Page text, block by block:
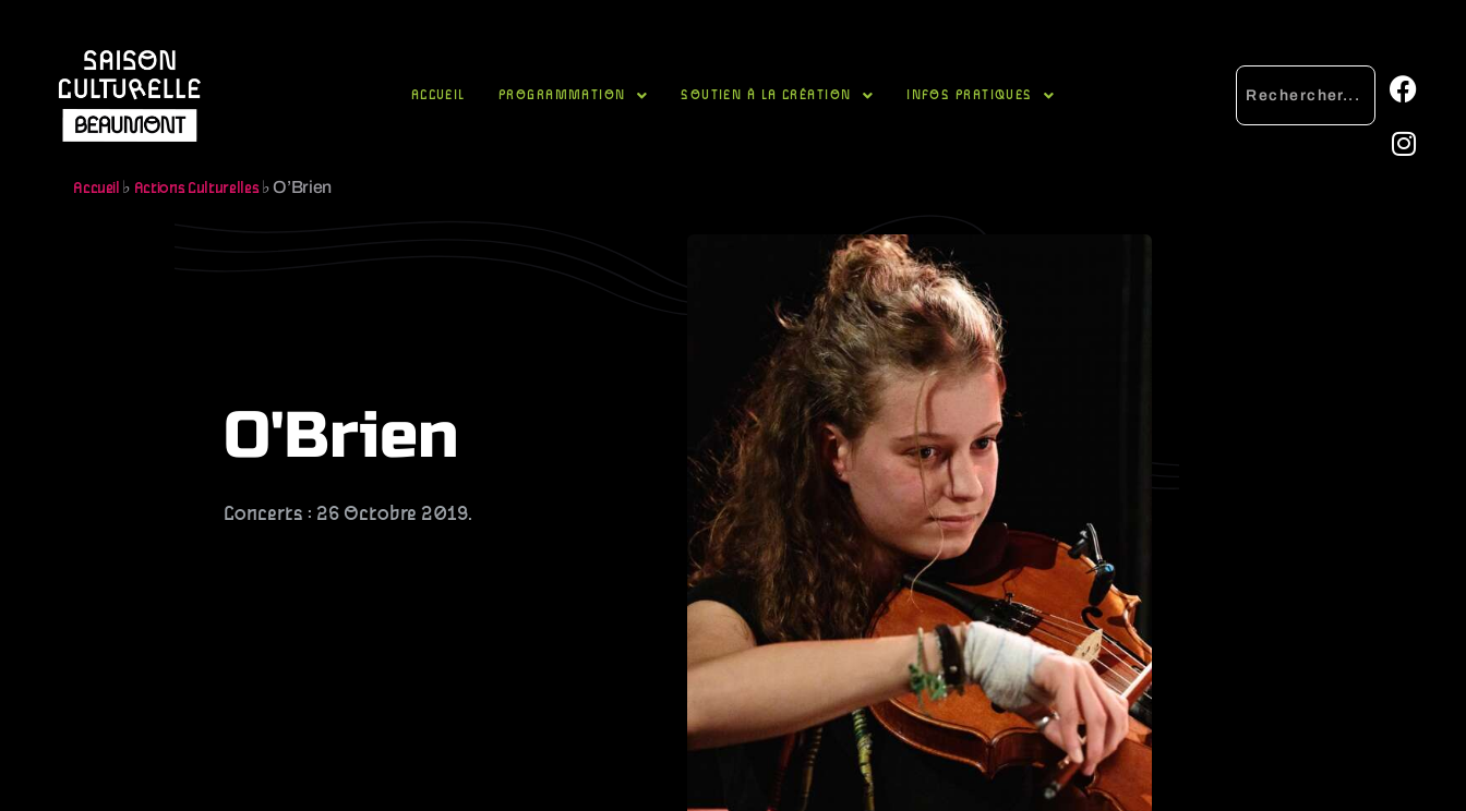
ACCUEIL PROGRAMMATION SOUTIEN À LA CRÉATION INFOS PRATIQUES
Accueil ♭ Actions Culturelles♭O’Brien
O'Brien
Concerts : 26 Octobre 2019.